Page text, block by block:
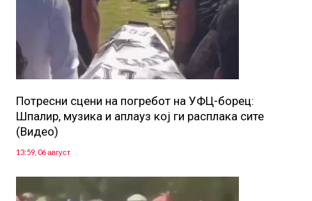
Потресни сцени на погребот на УФЦ-борец:
Шпалир, музика и аплауз кој ги расплака сите
(Видео)
13:59, 06 август